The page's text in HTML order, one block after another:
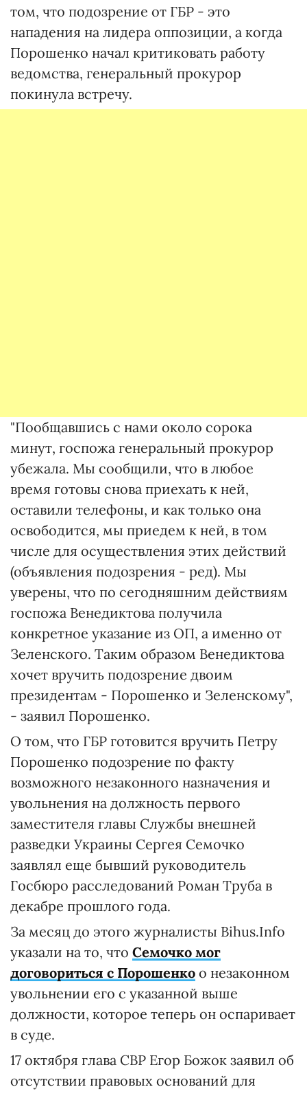
том, что подозрение от ГБР - это
нападения на лидера оппозиции, а когда
Порошенко начал критиковать работу
ведомства, генеральный прокурор
покинула встречу.
"Пообщавшись с нами около сорока
минут, госпожа генеральный прокурор
убежала. Мы сообщили, что в любое
время готовы снова приехать к ней,
оставили телефоны, и как только она
освободится, мы приедем к ней, в том
числе для осуществления этих действий
(объявления подозрения - ред). Мы
уверены, что по сегодняшним действиям
госпожа Венедиктова получила
конкретное указание из ОП, а именно от
Зеленского. Таким образом Венедиктова
хочет вручить подозрение двоим
президентам - Порошенко и Зеленскому",
- заявил Порошенко.
О том, что ГБР готовится вручить Петру
Порошенко подозрение по факту
возможного незаконного назначения и
увольнения на должность первого
заместителя главы Службы внешней
разведки Украины Сергея Семочко
заявлял еще бывший руководитель
Госбюро расследований Роман Труба в
декабре прошлого года.
За месяц до этого журналисты Bihus.Info
указали на то, что Семочко мог
договориться с Порошенко о незаконном
увольнении его с указанной выше
должности, которое теперь он оспаривает
в суде.
17 октября глава СВР Егор Божок заявил об
отсутствии правовых оснований для